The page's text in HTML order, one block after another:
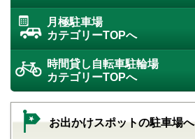
月極駐車場
カテゴリーTOPへ
時間貸し自転車駐輪場
カテゴリーTOPへ
お出かけスポットの駐車場へ